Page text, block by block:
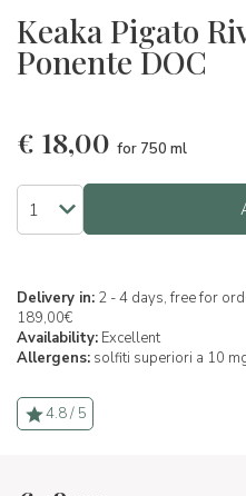
Keaka Pigato
Ponente DOC
€ 18,00 for 750 ml
Delivery in: 2 - 4 days, free for
189,00€
Availability: Excellent
Allergens: solfiti superiori a 10
4.8 / 5